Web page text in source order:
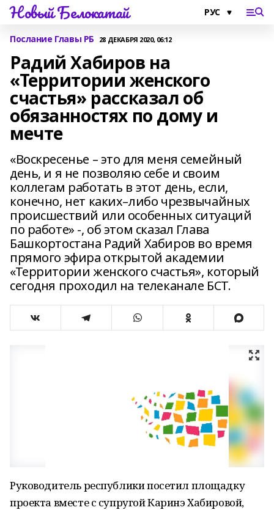
Новый Белокатай
Послание Главы РБ 28 ДЕКАБРЯ 2020, 06:12
Радий Хабиров на
«Территории женского
счастья» рассказал об
обязанностях по дому и
мечте
«Воскресенье – это для меня семейный
день, и я не позволяю себе и своим
коллегам работать в этот день, если,
конечно, нет каких–либо чрезвычайных
происшествий или особенных ситуаций
по работе» -, об этом сказал Глава
Башкортостана Радий Хабиров во время
прямого эфира открытой академии
«Территории женского счастья», который
сегодня проходил на телеканале БСТ.
Руководитель республики посетил площадку
проекта вместе с супругой Каринэ Хабировой,